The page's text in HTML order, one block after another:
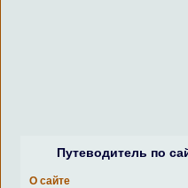
Путеводитель по
О сайте